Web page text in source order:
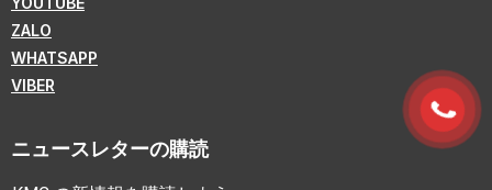
ZALO
WHATSAPP
VIBER
ニュースレターの購読